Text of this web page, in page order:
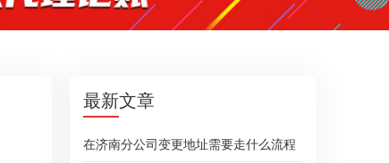
最新文章
在济南分公司变更地址需要走什么流程